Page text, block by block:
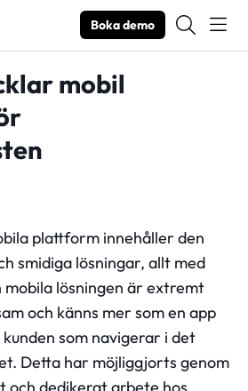
Boka demo
mobil
plattform innehåller den
smidiga lösningar, allt med
mobila lösningen är extremt
och känns mer som en app
som navigerar i det
Detta har möjliggjorts genom